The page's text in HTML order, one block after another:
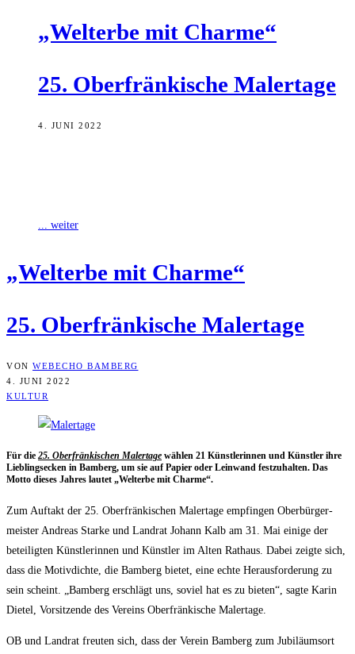
„Welt­erbe mit Charme“
25. Ober­frän­ki­sche Malertage
4. JUNI 2022
... weiter
„Welt­erbe mit Charme“
25. Ober­frän­ki­sche Malertage
VON WEBECHO BAMBERG
4. JUNI 2022
KULTUR
Für die 25. Ober­frän­ki­schen Maler­ta­ge wäh­len 21 Künst­le­rin­nen und Künst­ler ihre
Lieb­lings­ecken in Bam­berg, um sie auf Papier oder Lein­wand fest­zu­hal­ten. Das
Mot­to die­ses Jah­res lau­tet „Welt­erbe mit Charme“.
Zum Auf­takt der 25. Ober­frän­ki­schen Maler­ta­ge emp­fin­gen Ober­bür­ger­
meis­ter Andre­as Star­ke und Land­rat Johann Kalb am 31. Mai eini­ge der
betei­lig­ten Künst­le­rin­nen und Künst­ler im Alten Rat­haus. Dabei zeig­te sich,
dass die Motiv­dich­te, die Bam­berg bie­tet, eine ech­te Her­aus­for­de­rung zu
sein scheint. „Bam­berg erschlägt uns, soviel hat es zu bie­ten“, sag­te Karin
Die­tel, Vor­sit­zen­de des Ver­eins Ober­frän­ki­sche Malertage.
OB und Land­rat freu­ten sich, dass der Ver­ein Bam­berg zum Jubi­lä­ums­ort